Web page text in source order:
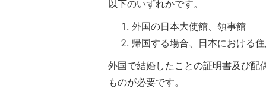
以下のいずれかです。
外国の日本大使館、領事館
帰国する場合、日本における
外国で結婚したことの証明書及び配
ものが必要です。